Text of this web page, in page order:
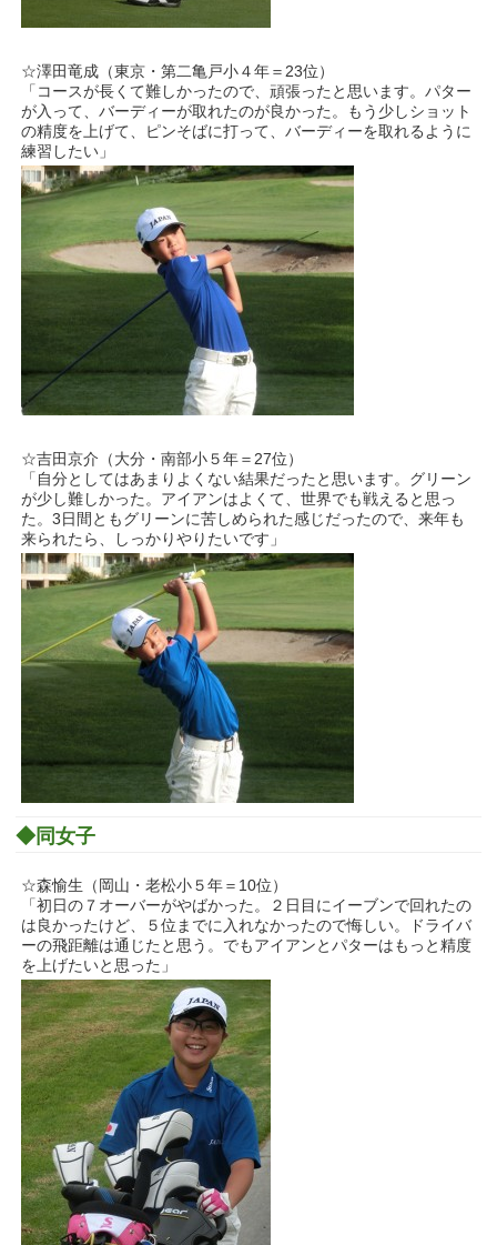
☆澤田竜成（東京・第二亀戸小４年＝23位）
「コースが長くて難しかったので、頑張ったと思います。パター
が入って、バーディーが取れたのが良かった。もう少しショット
の精度を上げて、ピンそばに打って、バーディーを取れるように
練習したい」
☆吉田京介（大分・南部小５年＝27位）
「自分としてはあまりよくない結果だったと思います。グリーン
が少し難しかった。アイアンはよくて、世界でも戦えると思っ
た。3日間ともグリーンに苦しめられた感じだったので、来年も
来られたら、しっかりやりたいです」
◆同女子
☆森愉生（岡山・老松小５年＝10位）
「初日の７オーバーがやばかった。２日目にイーブンで回れたの
は良かったけど、５位までに入れなかったので悔しい。ドライバ
ーの飛距離は通じたと思う。でもアイアンとパターはもっと精度
を上げたいと思った」